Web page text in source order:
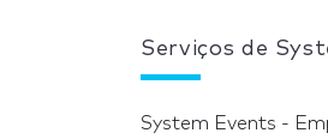
Serviços de
System Events -